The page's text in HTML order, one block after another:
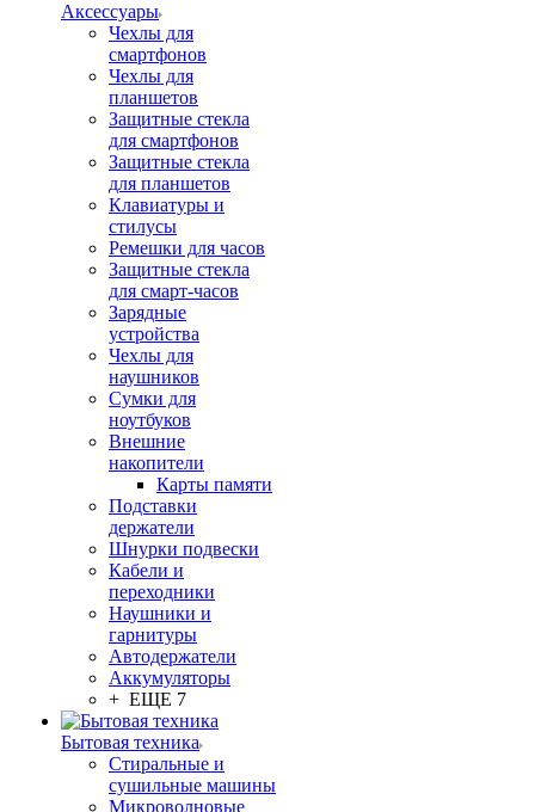
Аксессуары
Чехлы для
смартфонов
Чехлы для
планшетов
Защитные стекла
для смартфонов
Защитные стекла
для планшетов
Клавиатуры и
стилусы
Ремешки для часов
Защитные стекла
для смарт-часов
Зарядные
устройства
Чехлы для
наушников
Сумки для
ноутбуков
Внешние
накопители
Карты памяти
Подставки
держатели
Шнурки подвески
Кабели и
переходники
Наушники и
гарнитуры
Автодержатели
Аккумуляторы
+ ЕЩЕ 7
Бытовая техника
Стиральные и
сушильные машины
Микроволновые